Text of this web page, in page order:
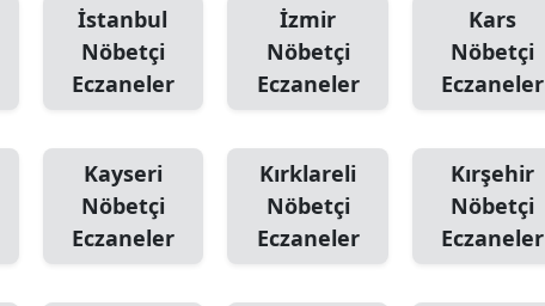
İstanbul
Nöbetçi
Eczaneler
İzmir
Nöbetçi
Eczaneler
Kars
Nöbetçi
Eczaneler
Kayseri
Nöbetçi
Eczaneler
Kırklareli
Nöbetçi
Eczaneler
Kırşehir
Nöbetçi
Eczaneler